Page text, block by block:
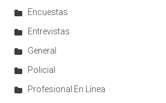
Encuestas
Entrevistas
General
Policial
Profesional En Línea